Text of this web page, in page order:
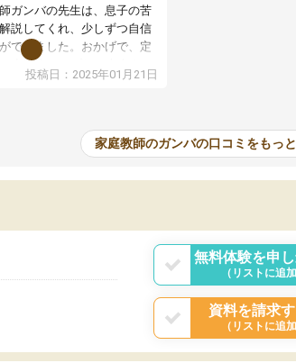
ガンバの先生は、息子の苦
説してくれ、少しずつ自信
できました。おかげで、定
点以上アップし、本人もと
投稿日：2025年01月21日
家庭教師のガンバの口コミをもっ
無料体験を申
（リストに追
資料を請求
（リストに追